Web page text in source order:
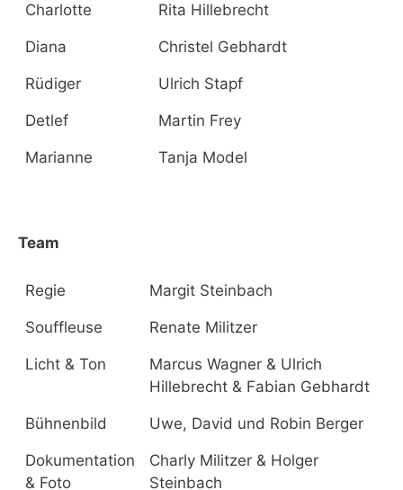
Charlotte Rita Hillebrecht
Diana Christel Gebhardt
Rüdiger Ulrich Stapf
Detlef Martin Frey
Marianne Tanja Model
Team
Regie Margit Steinbach
Souffleuse Renate Militzer
Licht & Ton
Marcus Wagner & Ulrich
Hillebrecht & Fabian Gebhardt
Bühnenbild Uwe, David und Robin Berger
Dokumentation
& Foto
Charly Militzer & Holger
Steinbach